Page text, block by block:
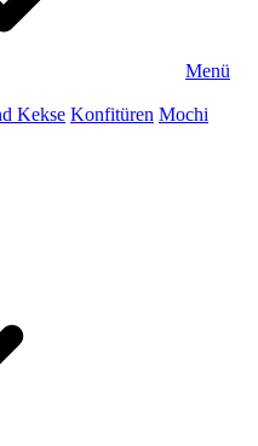
Menü
Kekse Konfitüren Mochi